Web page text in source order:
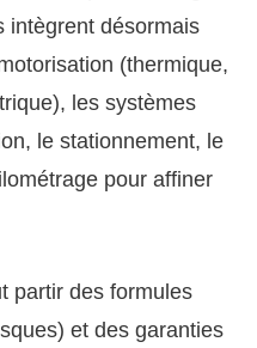
intègrent désormais
(thermique,
les systèmes
le stationnement, le
pour affiner
partir des formules
et des garanties